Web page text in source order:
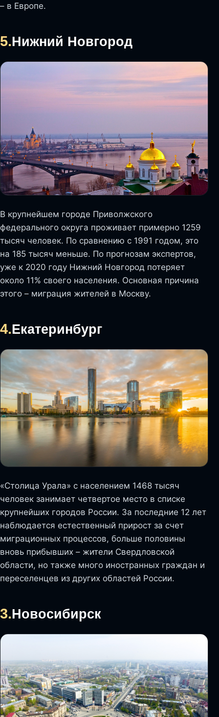
– в Европе.
5.Нижний Новгород
В крупнейшем городе Приволжского
федерального округа проживает примерно 1259
тысяч человек. По сравнению с 1991 годом, это
на 185 тысяч меньше. По прогнозам экспертов,
уже к 2020 году Нижний Новгород потеряет
около 11% своего населения. Основная причина
этого – миграция жителей в Москву.
4.Екатеринбург
«Столица Урала» с населением 1468 тысяч
человек занимает четвертое место в списке
крупнейших городов России. За последние 12 лет
наблюдается естественный прирост за счет
миграционных процессов, больше половины
вновь прибывших – жители Свердловской
области, но также много иностранных граждан и
переселенцев из других областей России.
3.Новосибирск